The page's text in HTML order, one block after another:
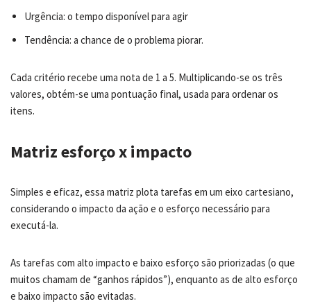
Urgência: o tempo disponível para agir
Tendência: a chance de o problema piorar.
Cada critério recebe uma nota de 1 a 5. Multiplicando-se os três
valores, obtém-se uma pontuação final, usada para ordenar os
itens.
Matriz esforço x impacto
Simples e eficaz, essa matriz plota tarefas em um eixo cartesiano,
considerando o impacto da ação e o esforço necessário para
executá-la.
As tarefas com alto impacto e baixo esforço são priorizadas (o que
muitos chamam de “ganhos rápidos”), enquanto as de alto esforço
e baixo impacto são evitadas.